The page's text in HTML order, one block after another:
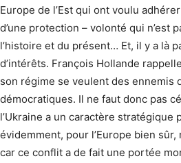
Europe de l’Est qui ont voulu
d’une protection – volonté qui n’est
l’histoire et du présent… Et, il y a là
d’intérêts. François Hollande
son régime se veulent des ennemis
démocratiques. Il ne faut donc pas
l’Ukraine a un caractère stratégique
évidemment, pour l’Europe bien
car ce conflit a de fait une portée